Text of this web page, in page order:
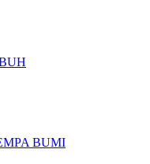
BUMI